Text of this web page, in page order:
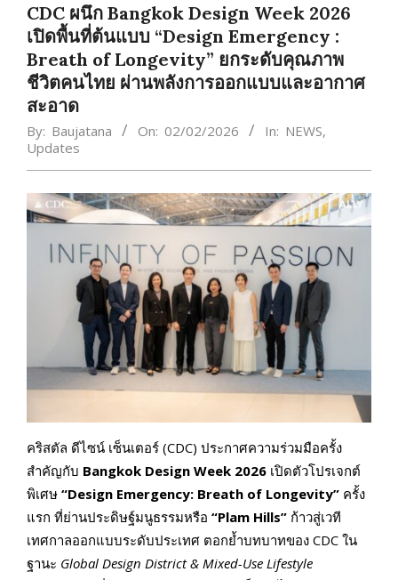
CDC ผนึก Bangkok Design Week 2026
เปิดพื้นที่ต้นแบบ “Design Emergency :
Breath of Longevity” ยกระดับคุณภาพ
ชีวิตคนไทย ผ่านพลังการออกแบบและอากาศ
สะอาด
By: Baujatana On: 02/02/2026 In: NEWS,
Updates
คริสตัล ดีไซน์ เซ็นเตอร์ (CDC) ประกาศความร่วมมือครั้ง
สำคัญกับ Bangkok Design Week 2026 เปิดตัวโปรเจกต์
พิเศษ “Design Emergency: Breath of Longevity” ครั้ง
แรก ที่ย่านประดิษฐ์มนูธรรมหรือ “Plam Hills” ก้าวสู่เวที
เทศกาลออกแบบระดับประเทศ ตอกย้ำบทบาทของ CDC ใน
ฐานะ Global Design District & Mixed-Use Lifestyle